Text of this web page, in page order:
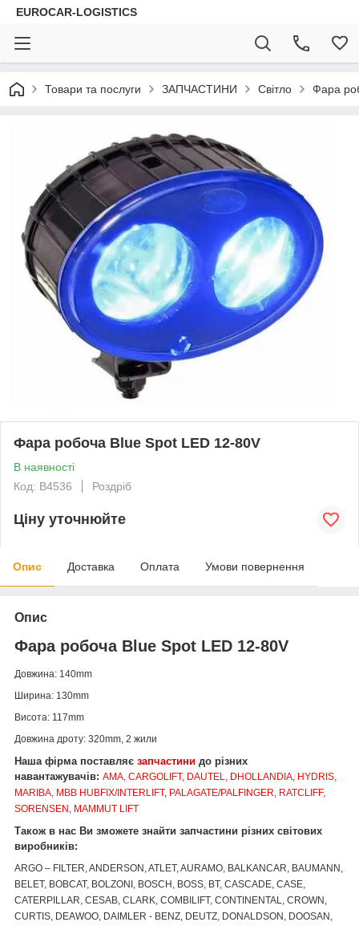
EUROCAR-LOGISTICS
Товари та послуги ЗАПЧАСТИНИ Світло Фара
Фара робоча Blue Spot LED 12-80V
В наявності
Код: В4536
Роздріб
Ціну уточнюйте
Опис Доставка Оплата Умови повернення
Опис
Фара робоча Blue Spot LED 12-80V
Довжина: 140mm
Ширина: 130mm
Висота: 117mm
Довжина дроту: 320mm, 2 жили
Наша фірма поставляє запчастини до різних
навантажувачів: AMA, CARGOLIFT, DAUTEL, DHOLLANDIA, HYDRIS,
MARIBA, MBB HUBFIX/INTERLIFT, PALAGATE/PALFINGER, RATCLIFF,
SORENSEN, MAMMUT LIFT
Також в нас Ви зможете знайти запчастини різних світових
виробників:
ARGO – FILTER, ANDERSON, ATLET, AURAMO, BALKANCAR, BAUMANN,
BELET, BOBCAT, BOLZONI, BOSCH, BOSS, BT, CASCADE, CASE,
CATERPILLAR, CESAB, CLARK, COMBILIFT, CONTINENTAL, CROWN,
CURTIS, DEAWOO, DAIMLER - BENZ, DEUTZ, DONALDSON, DOOSAN,